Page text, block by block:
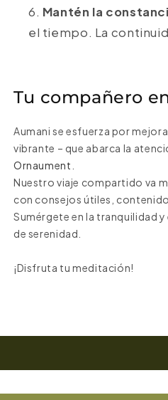
Mantén la
el tiempo. La
Tu compañero
Aumani se esfuerza por
vibrante – que abarca la
Ornaument
Nuestro viaje compartido va
con consejos útiles,
Sumérgete en la tranquilidad
de serenidad.
¡Disfruta tu meditación!